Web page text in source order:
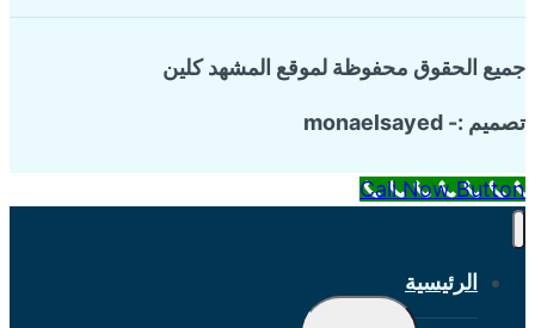
جميع الحقوق محفوظة لموقع المشهد كلين
تصميم :- monaelsayed
Call Now Button
الرئيسية